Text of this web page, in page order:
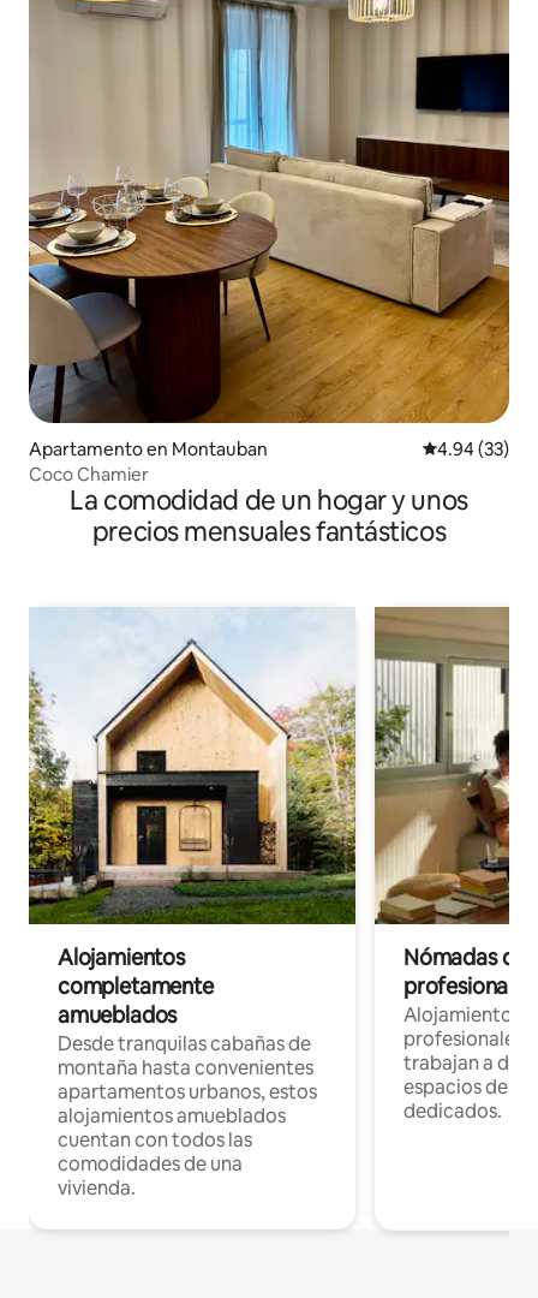
Apartamento en Montauban Calificación
4.94 (33)
Coco Chamier
La comodidad de un hogar y unos
precios mensuales fantásticos
Alojamientos
completamente
amueblados
Desde tranquilas cabañas de
montaña hasta convenientes
apartamentos urbanos, estos
alojamientos amueblados
cuentan con todos las
comodidades de una
vivienda.
Nómadas
Alojamientos
profesionales
trabajan a
espacios de
dedicados.